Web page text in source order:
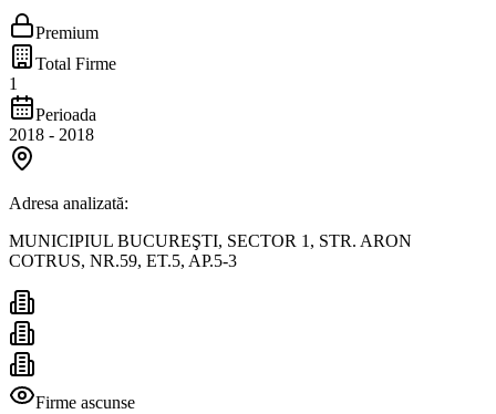
Premium
Total Firme
1
Perioada
2018 - 2018
Adresa analizată:
MUNICIPIUL BUCUREŞTI, SECTOR 1, STR. ARON
COTRUS, NR.59, ET.5, AP.5-3
Firme ascunse